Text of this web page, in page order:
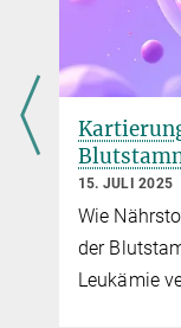
Zu den
Leukämie
Neue Erkenntnisse
bei Blutkrebs
15. JULI 2025
Wie
der
Leukämie